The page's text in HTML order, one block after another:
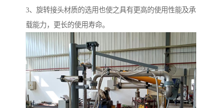
3、旋转接头材质的选用也使之具有更高的使用性能及承
载能力，更长的使用寿命。